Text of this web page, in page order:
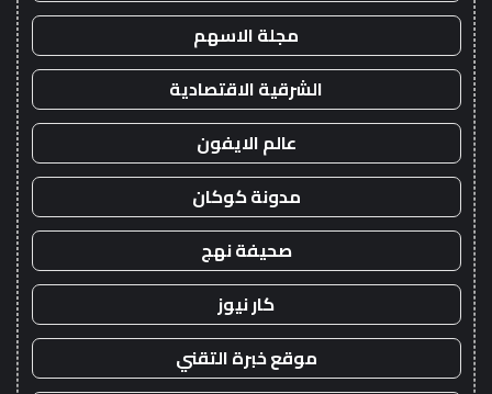
مجلة الاسهم
الشرقية الاقتصادية
عالم الايفون
مدونة كوكان
صحيفة نهج
كار نيوز
موقع خبرة التقني